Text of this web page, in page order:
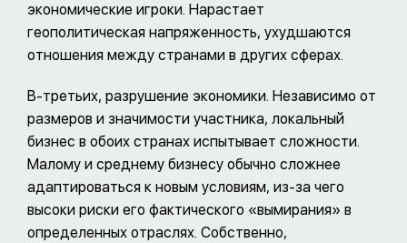
экономические игроки. Нарастает
геополитическая напряженность, ухудшаются
отношения между странами в других сферах.
В-третьих, разрушение экономики. Независимо от
размеров и значимости участника, локальный
бизнес в обоих странах испытывает сложности.
Малому и среднему бизнесу обычно сложнее
адаптироваться к новым условиям, из-за чего
высоки риски его фактического «вымирания» в
определенных отраслях. Собственно,